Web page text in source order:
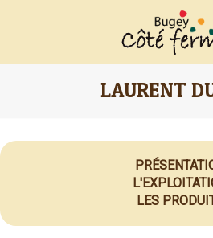
LAURENT
LES